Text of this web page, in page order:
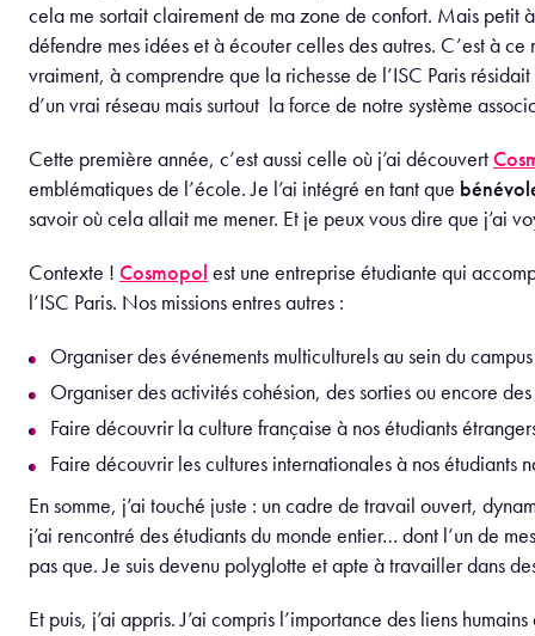
cela me sortait clairement de ma zone de confort. Mais petit
défendre mes idées et à écouter celles des autres. C’est à ce
vraiment, à comprendre que la richesse de l’ISC Paris
d’un vrai réseau mais surtout la force de notre système
Cette première année, c’est aussi celle où j’ai découvert
emblématiques de l’école. Je l’ai intégré en tant que
savoir où cela allait me mener. Et je peux vous dire que j’ai
Contexte ! Cosmopol est une entreprise étudiante qui
l’ISC Paris. Nos missions entres autres :
Organiser des événements multiculturels au sein du campus
Organiser des activités cohésion, des sorties ou encore
Faire découvrir la culture française à nos étudiants
Faire découvrir les cultures internationales à nos étudiants
En somme, j’ai touché juste : un cadre de travail ouvert,
j’ai rencontré des étudiants du monde entier… dont l’un de
pas que. Je suis devenu polyglotte et apte à travailler dans
Et puis, j’ai appris. J’ai compris l’importance des liens